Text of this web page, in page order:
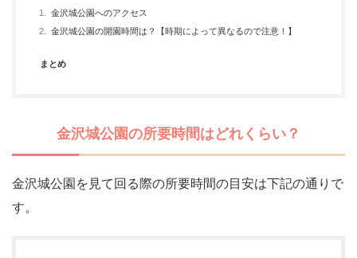
金沢城公園へのアクセス
金沢城公園の開園時間は？【時期によって異なるので注意！】
まとめ
金沢城公園の所要時間はどれくらい？
金沢城公園を見て回る際の所要時間の目安は下記の通りで
す。